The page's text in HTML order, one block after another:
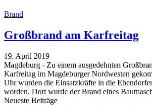
Brand
Großbrand am Karfreitag
19. April 2019
Magdeburg - Zu einem ausgedehnten
Karfreitag im Magdeburger Nordwesten
Uhr wurden die Einsatzkräfte in die
worden. Dort wurde der Brand eines
Neueste Beiträge